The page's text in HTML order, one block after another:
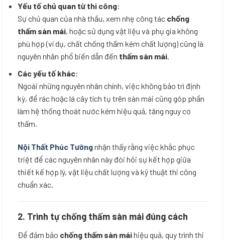
Yếu tố chủ quan từ thi công:
Sự chủ quan của nhà thầu, xem nhẹ công tác chống
thấm sàn mái, hoặc sử dụng vật liệu và phụ gia không
phù hợp (ví dụ, chất chống thấm kém chất lượng) cũng là
nguyên nhân phổ biến dẫn đến thấm sàn mái
Các yếu tố khác:
Ngoài những nguyên nhân chính, việc không bảo trì định
kỳ, để rác hoặc lá cây tích tụ trên sàn mái cũng góp phần
làm hệ thống thoát nước kém hiệu quả, tăng nguy cơ
thấm.
Nội Thất Phúc Tườngnhận thấy rằng việc khắc phục
triệt để các nguyên nhân này đòi hỏi sự kết hợp giữa
thiết kế hợp lý, vật liệu chất lượng và kỹ thuật thi công
chuẩn xác.
2. Trình tự chống thấm sàn mái đúng cách
Để đảm bảo chống thấm sàn máihiệu quả, quy trình thi